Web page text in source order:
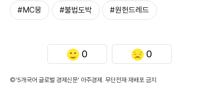
#MC몽 #불법도박 #원헌드레드
0 0
©'5개국어 글로벌 경제신문' 아주경제. 무단전재·재배포 금지